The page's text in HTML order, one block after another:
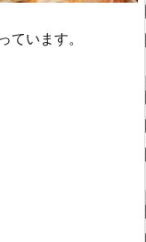
ています。